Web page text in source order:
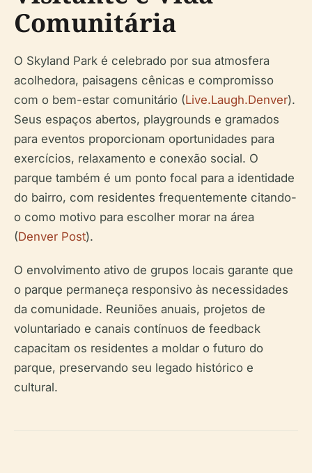
Comunitária
O Skyland Park é celebrado por sua atmosfera
acolhedora, paisagens cênicas e compromisso
com o bem-estar comunitário (Live.Laugh.Denver).
Seus espaços abertos, playgrounds e gramados
para eventos proporcionam oportunidades para
exercícios, relaxamento e conexão social. O
parque também é um ponto focal para a identidade
do bairro, com residentes frequentemente citando-
o como motivo para escolher morar na área
(Denver Post).
O envolvimento ativo de grupos locais garante que
o parque permaneça responsivo às necessidades
da comunidade. Reuniões anuais, projetos de
voluntariado e canais contínuos de feedback
capacitam os residentes a moldar o futuro do
parque, preservando seu legado histórico e
cultural.